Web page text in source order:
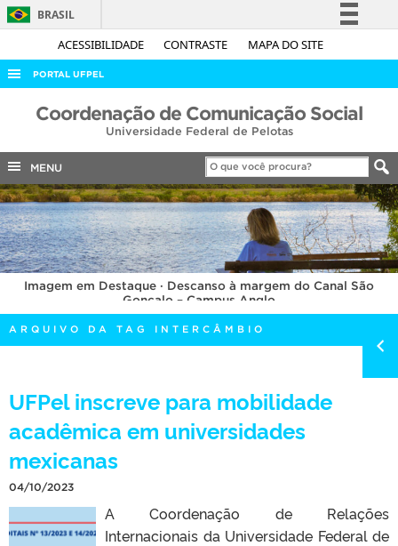
ACESSIBILIDADE CONTRASTE MAPA DO SITE
BRASIL
Simplifique!
Acesso à informação
Legislação
Canais
PORTAL UFPEL
ACESSO À INFORMAÇÃO
COBALTO
CONCURSOS
EDITAIS
INTERNACIONAL
OUVIDORIA
PORTARIAS
TELEFONES
Coordenação de Comunicação Social
Universidade Federal de Pelotas
MENU
Imagem em Destaque · Descanso à margem do Canal São
Gonçalo – Campus Anglo
ARQUIVO DA TAG INTERCÂMBIO
UFPel inscreve para mobilidade
acadêmica em universidades
mexicanas
04/10/2023
A Coordenação de Relações
Internacionais da Universidade Federal de